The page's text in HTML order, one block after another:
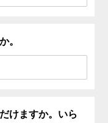
。
けますか。いら